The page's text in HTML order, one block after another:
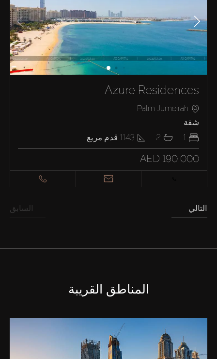
Azure Residences
Palm Jumeirah
شقة
1
2
1143 قدم مربع
AED 190,000
السابق التالي
المناطق القريبة